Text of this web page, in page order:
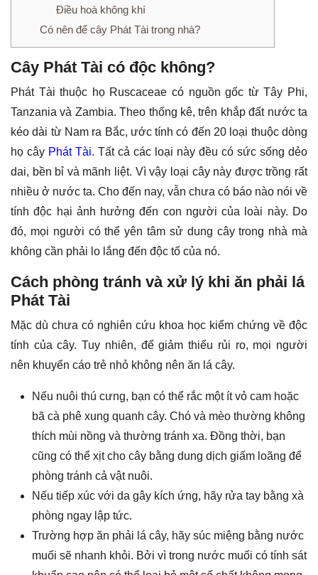
Điều hoà không khí
Có nên để cây Phát Tài trong nhà?
Cây Phát Tài có độc không?
Phát Tài thuộc họ Ruscaceae có nguồn gốc từ Tây Phi,
Tanzania và Zambia. Theo thống kê, trên khắp đất nước ta
kéo dài từ Nam ra Bắc, ước tính có đến 20 loại thuộc dòng
họ cây Phát Tài. Tất cả các loại này đều có sức sống dẻo
dai, bền bỉ và mãnh liệt. Vì vậy loại cây này được trồng rất
nhiều ở nước ta. Cho đến nay, vẫn chưa có báo nào nói về
tính độc hại ảnh hưởng đến con người của loài này. Do
đó, mọi người có thể yên tâm sử dung cây trong nhà mà
không cần phải lo lắng đến độc tố của nó.
Cách phòng tránh và xử lý khi ăn phải lá
Phát Tài
Mặc dù chưa có nghiên cứu khoa học kiểm chứng về độc
tính của cây. Tuy nhiên, để giảm thiểu rủi ro, mọi người
nên khuyến cáo trẻ nhỏ không nên ăn lá cây.
Nếu nuôi thú cưng, bạn có thể rắc một ít vỏ cam hoặc
bã cà phê xung quanh cây. Chó và mèo thường không
thích mùi nồng và thường tránh xa. Đồng thời, bạn
cũng có thể xịt cho cây bằng dung dịch giấm loãng để
phòng tránh cả vật nuôi.
Nếu tiếp xúc với da gây kích ứng, hãy rửa tay bằng xà
phòng ngay lập tức.
Trường hợp ăn phải lá cây, hãy súc miệng bằng nước
muối sẽ nhanh khỏi. Bởi vì trong nước muối có tính sát